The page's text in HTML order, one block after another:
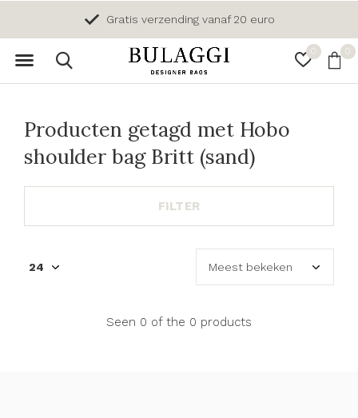
0 0
Gratis verzending vanaf 20 euro
Producten getagd met Hobo
shoulder bag Britt (sand)
FILTER
Seen 0 of the 0 products